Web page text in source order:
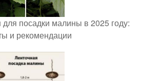
посадки малины в 2025 году:
и рекомендации